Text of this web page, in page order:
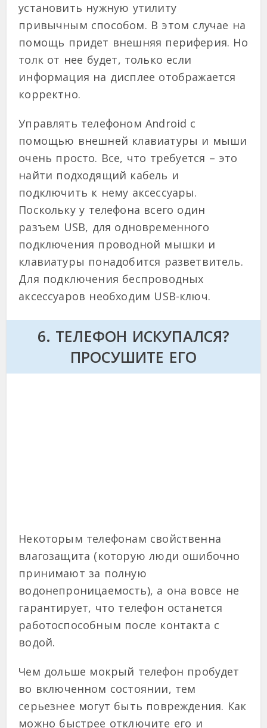
установить нужную утилиту
привычным способом. В этом случае на
помощь придет внешняя периферия. Но
толк от нее будет, только если
информация на дисплее отображается
корректно.
Управлять телефоном Android с
помощью внешней клавиатуры и мыши
очень просто. Все, что требуется – это
найти подходящий кабель и
подключить к нему аксессуары.
Поскольку у телефона всего один
разъем USB, для одновременного
подключения проводной мышки и
клавиатуры понадобится разветвитель.
Для подключения беспроводных
аксессуаров необходим USB-ключ.
6. ТЕЛЕФОН ИСКУПАЛСЯ?
ПРОСУШИТЕ ЕГО
Некоторым телефонам свойственна
влагозащита (которую люди ошибочно
принимают за полную
водонепроницаемость), а она вовсе не
гарантирует, что телефон останется
работоспособным после контакта с
водой.
Чем дольше мокрый телефон пробудет
во включенном состоянии, тем
серьезнее могут быть повреждения. Как
можно быстрее отключите его и